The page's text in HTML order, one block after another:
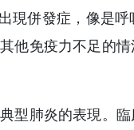
現併發症，像是
他免疫力不足的
型肺炎的表現。